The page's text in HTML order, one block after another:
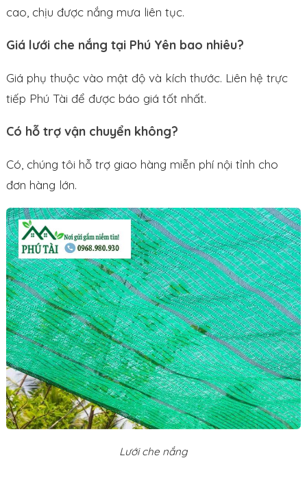
cao, chịu được nắng mưa liên tục.
Giá lưới che nắng tại Phú Yên bao nhiêu?
Giá phụ thuộc vào mật độ và kích thước. Liên hệ trực
tiếp Phú Tài để được báo giá tốt nhất.
Có hỗ trợ vận chuyển không?
Có, chúng tôi hỗ trợ giao hàng miễn phí nội tỉnh cho
đơn hàng lớn.
Lưới che nắng